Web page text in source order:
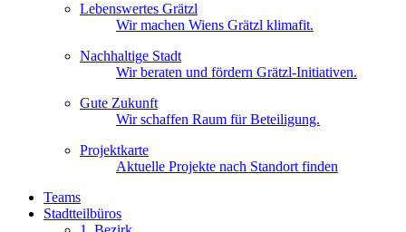
Lebenswertes Grätzl
Wir machen Wiens Grätzl klimafit.
Nachhaltige Stadt
Wir beraten und fördern Grätzl-Initiativen.
Gute Zukunft
Wir schaffen Raum für Beteiligung.
Projektkarte
Aktuelle Projekte nach Standort finden
Teams
Stadtteilbüros